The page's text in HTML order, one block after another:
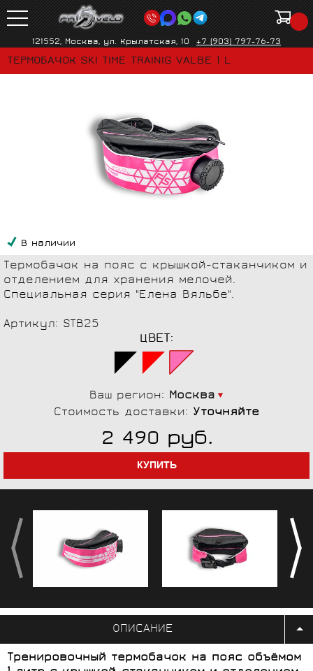
121552, Москва, ул. Крылатская, 10 +7 (903) 797-76-73
ТЕРМОБАЧОК SKI TIME TRAINIG VALBE 1 L
В наличии
Термобачок на пояс с крышкой-стаканчиком и
отделением для хранения мелочей.
Специальная серия "Елена Вяльбе".
Артикул: STB25
ЦВЕТ:
Ваш регион: Москва
Стоимость доставки: Уточняйте
2 490 руб.
ОПИСАНИЕ
Тренировочный термобачок на пояс объёмом